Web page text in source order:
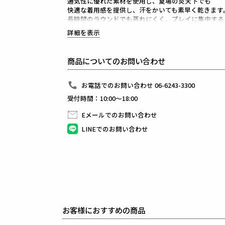
快適な着用感を提供し、汗をかいても素早く乾きます。
長時間のラウンドでも蒸れにくく、プレイに集中する
UVカット機能を備えており、紫外線から肌をしっかり
特にゴルフのように長時間屋外で活動するスポーツで
着脱も簡単で、肌にフィットしながらも締め付け感が
ストレスフリーな装着感は、長時間の使用でも疲れ
動きやすさを損なうこともありません。
ゴルフだけでなくジョギングやサイクリング、ハイキ
さまざまなシーンで活躍します。
2色展開で、ホワイト、ブラックの3色から選べます。
それぞれシンプルかつモダンなデザインで、どんなウ
1PIU1UGUALE3のロゴが際立ち、プレミアムな雰囲気
最高のフィッティングを兼ね備え着る者全てに高揚感
詳細を表示
商品についてのお問い合わせ
お電話でのお問い合わせ 06-6243-3300
受付時間：10:00～18:00
Eメールでのお問い合わせ
LINEでのお問い合わせ